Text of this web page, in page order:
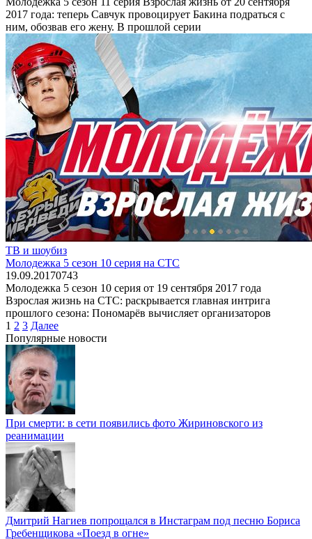
2017 года: теперь Савчук провоцирует Бакина подраться с
ним, обозвав его жену. В прошлой серии
ТВ и шоубиз
Молодежка 5 сезон 10 серия на СТС
19.09.20170743
Молодежка 5 сезон 10 серия от 19 сентября 2017 года
Взрослая жизнь на СТС: раскрывается главная интрига
прошлого сезона: Пономарёв вычисляет организаторов
Пагинация
записей
1 2 3 Далее
Популярные новости
При смерти: в сети появились фото Жириновского из
реанимации
Дмитрий Нагиев попрощался в Инстаграм под песню Бориса
Гребенщикова «Поезд в огне»